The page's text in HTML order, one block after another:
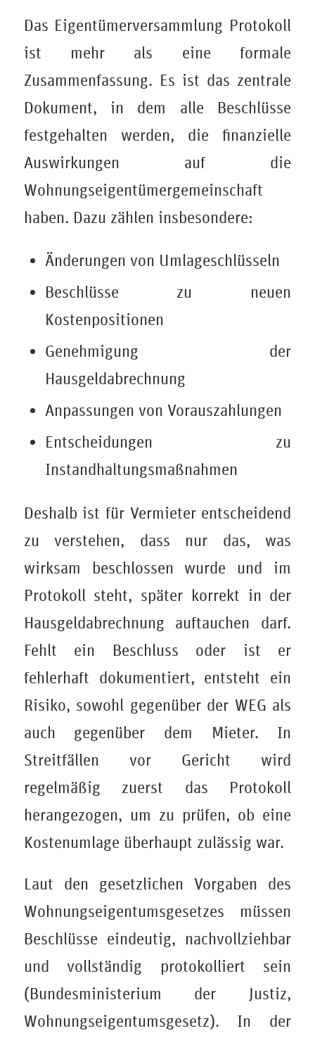
Das Eigentümerversammlung Protokoll
ist mehr als eine formale
Zusammenfassung. Es ist das zentrale
Dokument, in dem alle Beschlüsse
festgehalten werden, die finanzielle
Auswirkungen auf die
Wohnungseigentümergemeinschaft
haben. Dazu zählen insbesondere:
Änderungen von Umlageschlüsseln
Beschlüsse zu neuen
Kostenpositionen
Genehmigung der
Hausgeldabrechnung
Anpassungen von Vorauszahlungen
Entscheidungen zu
Instandhaltungsmaßnahmen
Deshalb ist für Vermieter entscheidend
zu verstehen, dass nur das, was
wirksam beschlossen wurde und im
Protokoll steht, später korrekt in der
Hausgeldabrechnung auftauchen darf.
Fehlt ein Beschluss oder ist er
fehlerhaft dokumentiert, entsteht ein
Risiko, sowohl gegenüber der WEG als
auch gegenüber dem Mieter. In
Streitfällen vor Gericht wird
regelmäßig zuerst das Protokoll
herangezogen, um zu prüfen, ob eine
Kostenumlage überhaupt zulässig war.
Laut den gesetzlichen Vorgaben des
Wohnungseigentumsgesetzes müssen
Beschlüsse eindeutig, nachvollziehbar
und vollständig protokolliert sein
(Bundesministerium der Justiz,
Wohnungseigentumsgesetz). In der